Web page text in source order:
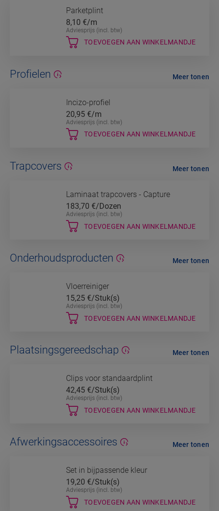
Parketplint
8,10 €/m
Adviesprijs (incl. btw)
TOEVOEGEN AAN WINKELMANDJE
Profielen
Incizo-profiel
20,95 €/m
Adviesprijs (incl. btw)
TOEVOEGEN AAN WINKELMANDJE
Meer tonen
Trapcovers
Laminaat trapcovers - Capture
183,70 €/Dozen
Adviesprijs (incl. btw)
TOEVOEGEN AAN WINKELMANDJE
Meer tonen
Onderhoudsproducten
Vloerreiniger
15,25 €/Stuk(s)
Adviesprijs (incl. btw)
TOEVOEGEN AAN WINKELMANDJE
Meer tonen
Plaatsingsgereedschap
Clips voor standaardplint
42,45 €/Stuk(s)
Adviesprijs (incl. btw)
TOEVOEGEN AAN WINKELMANDJE
Meer tonen
Afwerkingsaccessoires
Set in bijpassende kleur
19,20 €/Stuk(s)
Adviesprijs (incl. btw)
TOEVOEGEN AAN WINKELMANDJE
Meer tonen